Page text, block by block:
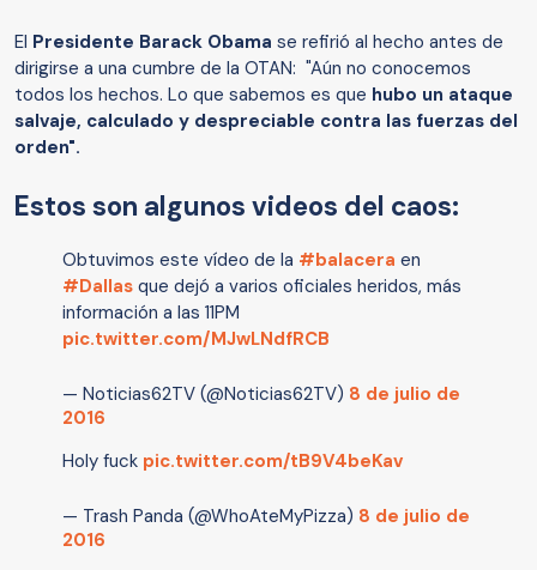
El Presidente Barack Obama se refirió al hecho antes de
dirigirse a una cumbre de la OTAN: "Aún no conocemos
todos los hechos. Lo que sabemos es que hubo un ataque
salvaje, calculado y despreciable contra las fuerzas del
orden".
Estos son algunos videos del caos:
Obtuvimos este vídeo de la #balacera en
#Dallas que dejó a varios oficiales heridos, más
información a las 11PM
pic.twitter.com/MJwLNdfRCB
— Noticias62TV (@Noticias62TV) 8 de julio de
2016
Holy fuck pic.twitter.com/tB9V4beKav
— Trash Panda (@WhoAteMyPizza) 8 de julio de
2016